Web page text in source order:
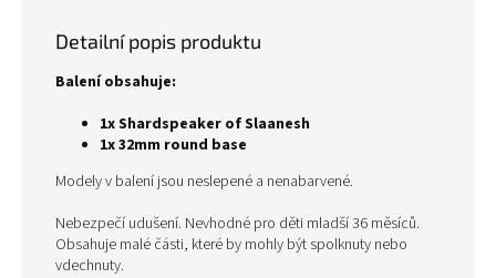
Detailní popis produktu
Balení obsahuje:
1x Shardspeaker of Slaanesh
1x 32mm round base
Modely v balení jsou neslepené a nenabarvené.
Nebezpečí udušení. Nevhodné pro děti mladší 36 měsíců.
Obsahuje malé části, které by mohly být spolknuty nebo
vdechnuty.